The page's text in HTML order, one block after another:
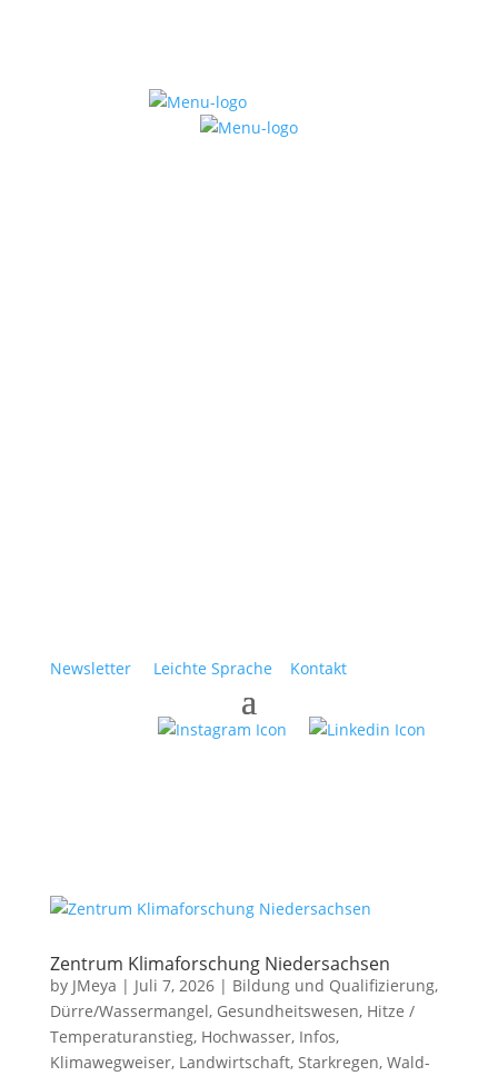
Newsletter Leichte Sprache Kontakt
Zentrum Klimaforschung Niedersachsen
by JMeya | Juli 7, 2026| Bildung und Qualifizierung,
Dürre/Wassermangel, Gesundheitswesen, Hitze /
Temperaturanstieg, Hochwasser, Infos,
Klimawegweiser, Landwirtschaft, Starkregen, Wald-